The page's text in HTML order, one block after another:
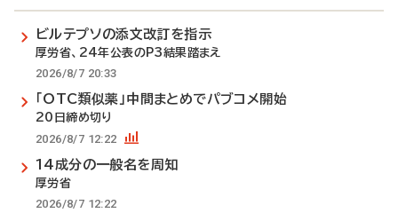
ビルテプソの添文改訂を指示
厚労省、24年公表のP3結果踏まえ
2026/8/7 20:33
「OTC類似薬」中間まとめでパブコメ開始
20日締め切り
2026/8/7 12:22
14成分の一般名を周知
厚労省
2026/8/7 12:22